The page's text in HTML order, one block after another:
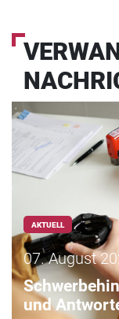
AKTUELL
07. August
und